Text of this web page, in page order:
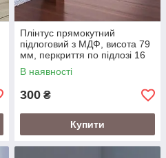
Плінтус прямокутний
підлоговий з МДФ, висота 79
мм, перкриття по підлозі 16
мм, довжина 2,07 м, Білий
В наявності
300 ₴
Купити